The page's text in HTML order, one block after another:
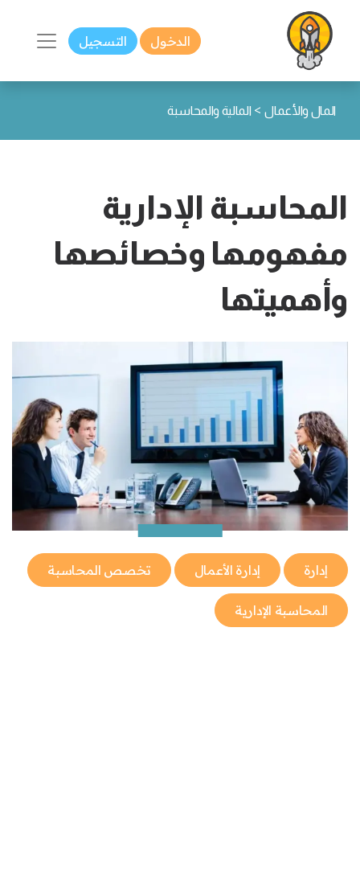
الدخول التسجيل
المال والأعمال > المالية والمحاسبة
المحاسبة الإدارية
مفهومها وخصائصها
وأهميتها
إدارة إدارة الأعمال تخصص المحاسبة
المحاسبة الإدارية